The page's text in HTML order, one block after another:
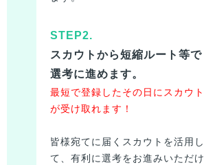
STEP2.
スカウトから短縮ルート等で
選考に進めます。
最短で登録したその日にスカウト
が受け取れます！
皆様宛てに届くスカウトを活用し
て、有利に選考をお進みいただけ